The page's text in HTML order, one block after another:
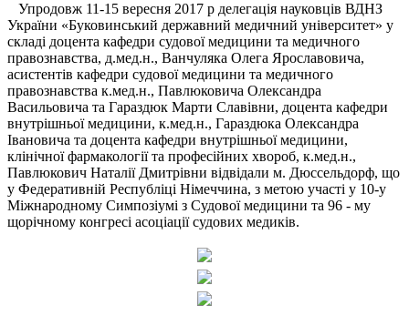
Упродовж 11-15 вересня 2017 р делегація науковців ВДНЗ
України «Буковинський державний медичний університет» у
складі доцента кафедри судової медицини та медичного
правознавства, д.мед.н., Ванчуляка Олега Ярославовича,
асистентів кафедри судової медицини та медичного
правознавства к.мед.н., Павлюковича Олександра
Васильовича та Гараздюк Марти Славівни, доцента кафедри
внутрішньої медицини, к.мед.н., Гараздюка Олександра
Івановича та доцента кафедри внутрішньої медицини,
клінічної фармакології та професійних хвороб, к.мед.н.,
Павлюкович Наталії Дмитрівни відвідали м. Дюссельдорф, що
у Федеративній Республіці Німеччина, з метою участі у 10-у
Міжнародному Симпозіумі з Судової медицини та 96 - му
щорічному конгресі асоціації судових медиків.